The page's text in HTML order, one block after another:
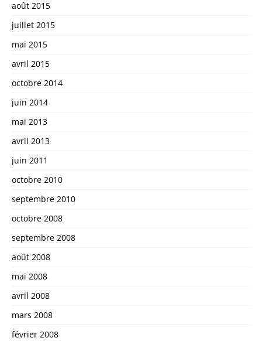
août 2015
juillet 2015
mai 2015
avril 2015
octobre 2014
juin 2014
mai 2013
avril 2013
juin 2011
octobre 2010
septembre 2010
octobre 2008
septembre 2008
août 2008
mai 2008
avril 2008
mars 2008
février 2008